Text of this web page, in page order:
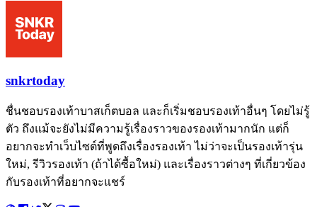
snkrtoday
ชื่นชอบรองเท้าบาสเก็ตบอล และก็เริ่มชอบรองเท้าอื่นๆ โดยไม่รู้
ตัว ถึงแม้จะยังไม่มีความรู้เรื่องราวของรองเท้ามากนัก แต่ก็
อยากจะทำเว็บไซต์ที่พูดถึงเรื่องรองเท้า ไม่ว่าจะเป็นรองเท้ารุ่น
ใหม่, รีวิวรองเท้า (ถ้าได้ซื้อใหม่) และเรื่องราวต่างๆ ที่เกี่ยวข้อง
กับรองเท้าที่อยากจะแชร์